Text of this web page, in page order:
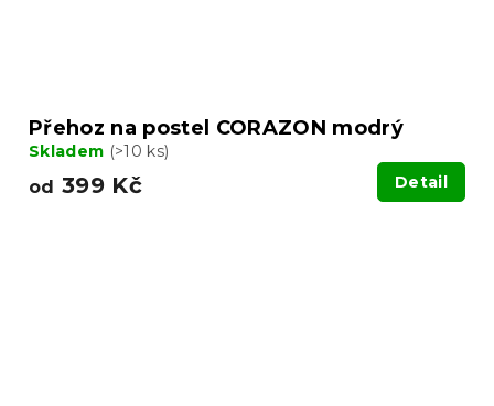
Přehoz na postel CORAZON modrý
Skladem (>10 ks)
od 399 Kč Detail